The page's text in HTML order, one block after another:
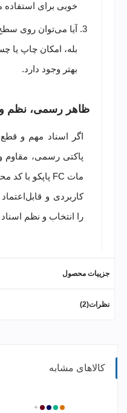
خوبی برای استفاده
آیا می‌توان روی
بله، امکان چاپ یا
بهتر وجود دارد.
ظاهر رسمی، نظم و
اگر اسناد مهم و قطع
پاکتی رسمی، مقاوم
کاربردی و
را انتخاب و نظم
جزییات محصول
نظرات(2)
کالاهای مشابه
2781
1436
3394
2688
+